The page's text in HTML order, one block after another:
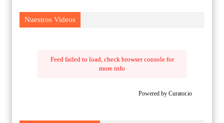
Nuestros Videos
Feed failed to load, check browser console for
more info
Powered by Curator.io